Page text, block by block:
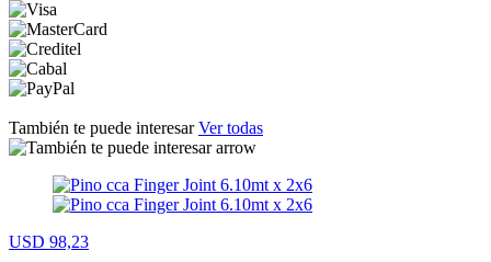
También te puede interesarVer todas
USD 98,23